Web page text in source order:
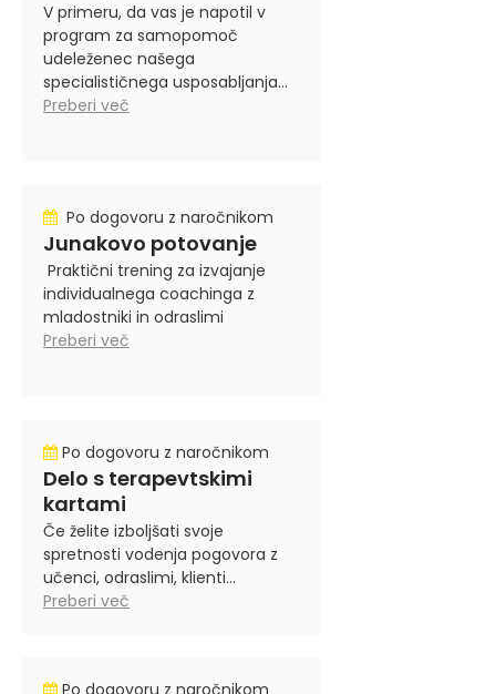
V primeru, da vas je napotil v
program za samopomoč
udeleženec našega
specialističnega usposabljanja...
Preberi več
Po dogovoru z naročnikom
Junakovo potovanje
Praktični trening za izvajanje
individualnega coachinga z
mladostniki in odraslimi
Preberi več
Po dogovoru z naročnikom
Delo s terapevtskimi
kartami
Če želite izboljšati svoje
spretnosti vodenja pogovora z
učenci, odraslimi, klienti...
Preberi več
Po dogovoru z naročnikom